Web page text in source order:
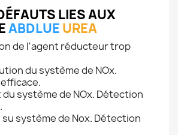
LIES AUX
ABDLUE UREA
de l'agent réducteur trop
du système de NOx.
système de NOx. Détection
système de Nox. Détection